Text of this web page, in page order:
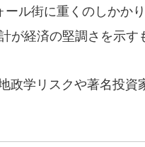
ル街に重くのしかか
が経済の堅調さを示
政学リスクや著名投資